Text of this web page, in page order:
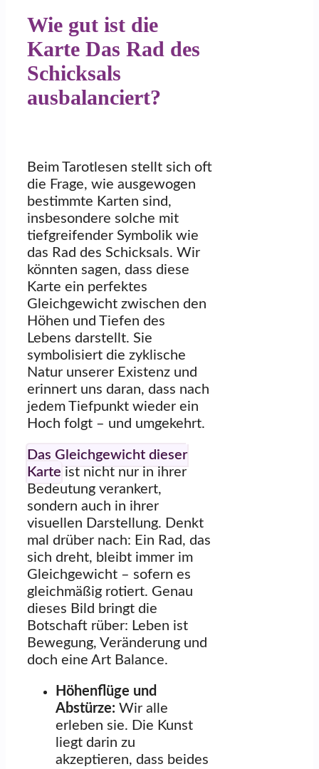
Wie gut ist die
Karte Das Rad des
Schicksals
ausbalanciert?
Beim Tarotlesen stellt sich oft
die Frage, wie ausgewogen
bestimmte Karten sind,
insbesondere solche mit
tiefgreifender Symbolik wie
das Rad des Schicksals. Wir
könnten sagen, dass diese
Karte ein perfektes
Gleichgewicht zwischen den
Höhen und Tiefen des
Lebens darstellt. Sie
symbolisiert die zyklische
Natur unserer Existenz und
erinnert uns daran, dass nach
jedem Tiefpunkt wieder ein
Hoch folgt – und umgekehrt.
Das Gleichgewicht dieser
Karte ist nicht nur in ihrer
Bedeutung verankert,
sondern auch in ihrer
visuellen Darstellung. Denkt
mal drüber nach: Ein Rad, das
sich dreht, bleibt immer im
Gleichgewicht – sofern es
gleichmäßig rotiert. Genau
dieses Bild bringt die
Botschaft rüber: Leben ist
Bewegung, Veränderung und
doch eine Art Balance.
Höhenflüge und
Abstürze: Wir alle
erleben sie. Die Kunst
liegt darin zu
akzeptieren, dass beides